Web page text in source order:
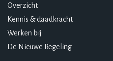
Overzicht
Kennis & daadkracht
Werken bij
De Nieuwe Regeling